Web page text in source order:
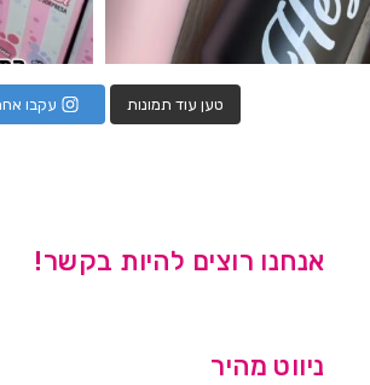
טען עוד תמונות עקבו
אנחנו רוצים להיות בקשר!
ניווט מהיר